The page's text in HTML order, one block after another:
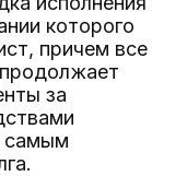
которого
причем все
за
самым